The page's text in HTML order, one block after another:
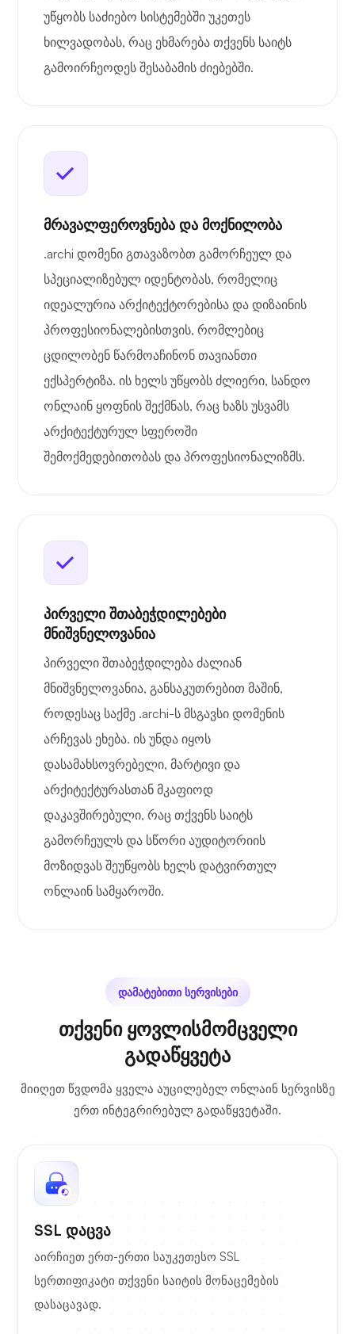
უწყობს საძიებო სისტემებში უკეთეს
ხილვადობას, რაც ეხმარება თქვენს საიტს
გამოირჩეოდეს შესაბამის ძიებებში.
მრავალფეროვნება და მოქნილობა
.archi დომენი გთავაზობთ გამორჩეულ და
სპეციალიზებულ იდენტობას, რომელიც
იდეალურია არქიტექტორებისა და დიზაინის
პროფესიონალებისთვის, რომლებიც
ცდილობენ წარმოაჩინონ თავიანთი
ექსპერტიზა. ის ხელს უწყობს ძლიერი, სანდო
ონლაინ ყოფნის შექმნას, რაც ხაზს უსვამს
არქიტექტურულ სფეროში
შემოქმედებითობას და პროფესიონალიზმს.
პირველი შთაბეჭდილებები
მნიშვნელოვანია
პირველი შთაბეჭდილება ძალიან
მნიშვნელოვანია, განსაკუთრებით მაშინ,
როდესაც საქმე .archi-ს მსგავსი დომენის
არჩევას ეხება. ის უნდა იყოს
დასამახსოვრებელი, მარტივი და
არქიტექტურასთან მკაფიოდ
დაკავშირებული, რაც თქვენს საიტს
გამორჩეულს და სწორი აუდიტორიის
მოზიდვას შეუწყობს ხელს დატვირთულ
ონლაინ სამყაროში.
დამატებითი სერვისები
თქვენი ყოვლისმომცველი
გადაწყვეტა
მიიღეთ წვდომა ყველა აუცილებელ ონლაინ სერვისზე
ერთ ინტეგრირებულ გადაწყვეტაში.
SSL დაცვა
აირჩიეთ ერთ-ერთი საუკეთესო SSL
სერთიფიკატი თქვენი საიტის მონაცემების
დასაცავად.